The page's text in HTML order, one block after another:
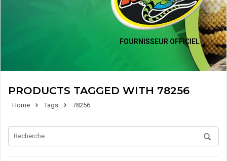
FOURNISSEUR OFFICIEL
PRODUCTS TAGGED WITH 78256
Home Tags 78256